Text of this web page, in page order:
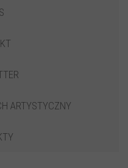
ARTYSTYCZNY